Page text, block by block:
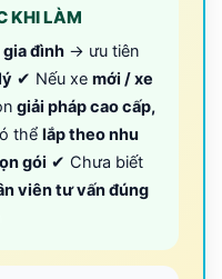
KHI LÀM
đình → ưu tiên
✔ Nếu xe mới / xe
giải pháp cao cấp,
thể lắp theo nhu
gói ✔ Chưa biết
viên tư vấn đúng